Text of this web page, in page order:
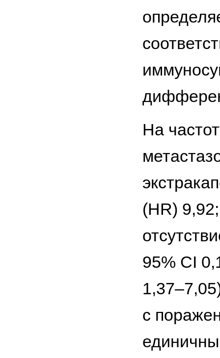
На
(HR)
95% CI
с